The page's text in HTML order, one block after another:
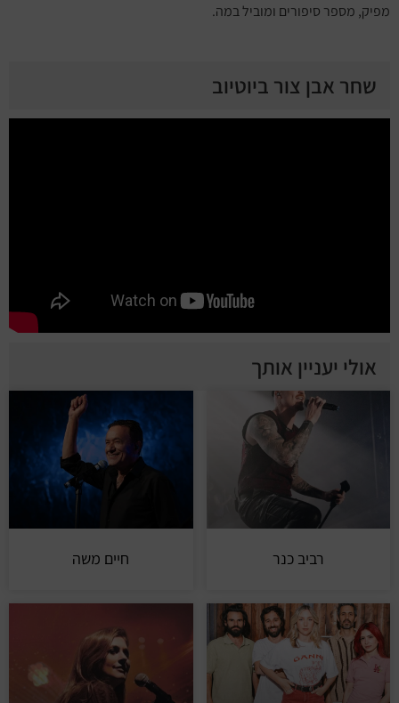
מפיק, מספר סיפורים ומוביל במה.
שחר אבן צור ביוטיוב
אולי יעניין אותך
רביב כנר חיים משה